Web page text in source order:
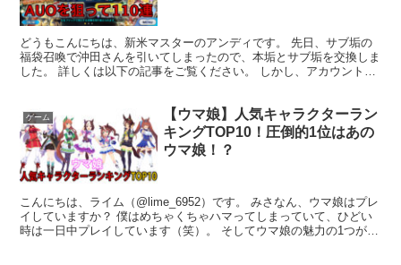
どうもこんにちは、新米マスターのアンディです。 先日、サブ垢の
福袋召喚で沖田さんを引いてしまったので、本垢とサブ垢を交換しま
した。 詳しくは以下の記事をご覧ください。 しかし、アカウントを
ゲーム
【ウマ娘】人気キャラクターラン
キングTOP10！圧倒的1位はあの
ウマ娘！？
こんにちは、ライム（@lime_6952）です。 みさなん、ウマ娘はプレ
イしていますか？ 僕はめちゃくちゃハマってしまっていて、ひどい
時は一日中プレイしています（笑）。 そしてウマ娘の魅力の1つが、